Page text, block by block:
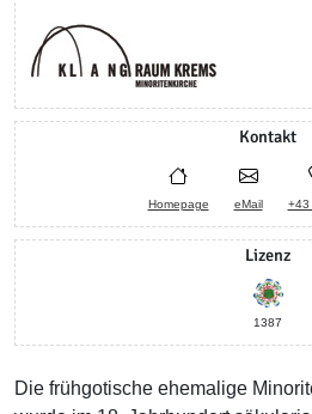
Kontakt
Homepage eMail +43
Lizenz
1387
Die frühgotische ehemalige